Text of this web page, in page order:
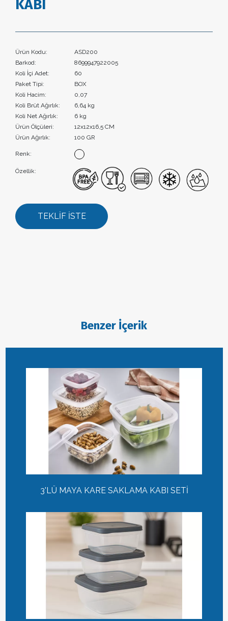
KABI
Ürün Kodu:
ASD200
Barkod:
8699947922005
Koli İçi Adet:
60
Paket Tipi:
BOX
Koli Hacim:
0,07
Koli Brüt Ağırlık:
6,64 kg
Koli Net Ağırlık:
6 kg
Ürün Ölçüleri:
12x12x16,5 CM
Ürün Ağırlık:
100 GR
Renk:
Özellik:
TEKLİF İSTE
Benzer İçerik
3'LÜ MAYA KARE SAKLAMA KABI SETİ